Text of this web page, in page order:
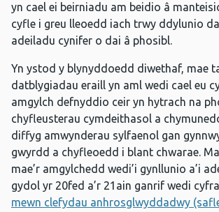
yn cael ei beirniadu am beidio â
cyfle i greu lleoedd iach trwy ddylunio
adeiladu cynifer o dai â phosibl.
Yn ystod y blynyddoedd diwethaf, mae
datblygiadau eraill yn aml wedi cael eu
amgylch defnyddio ceir yn hytrach na
chyfleusterau cymdeithasol a
diffyg amwynderau sylfaenol gan
gwyrdd a chyfleoedd i blant chwarae.
mae’r amgylchedd wedi’i gynllunio a’i
gydol yr 20fed a’r 21ain ganrif wedi
mewn clefydau anhrosglwyddadwy